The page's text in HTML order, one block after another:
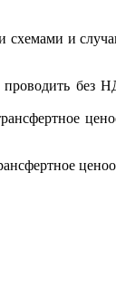
и
проводить